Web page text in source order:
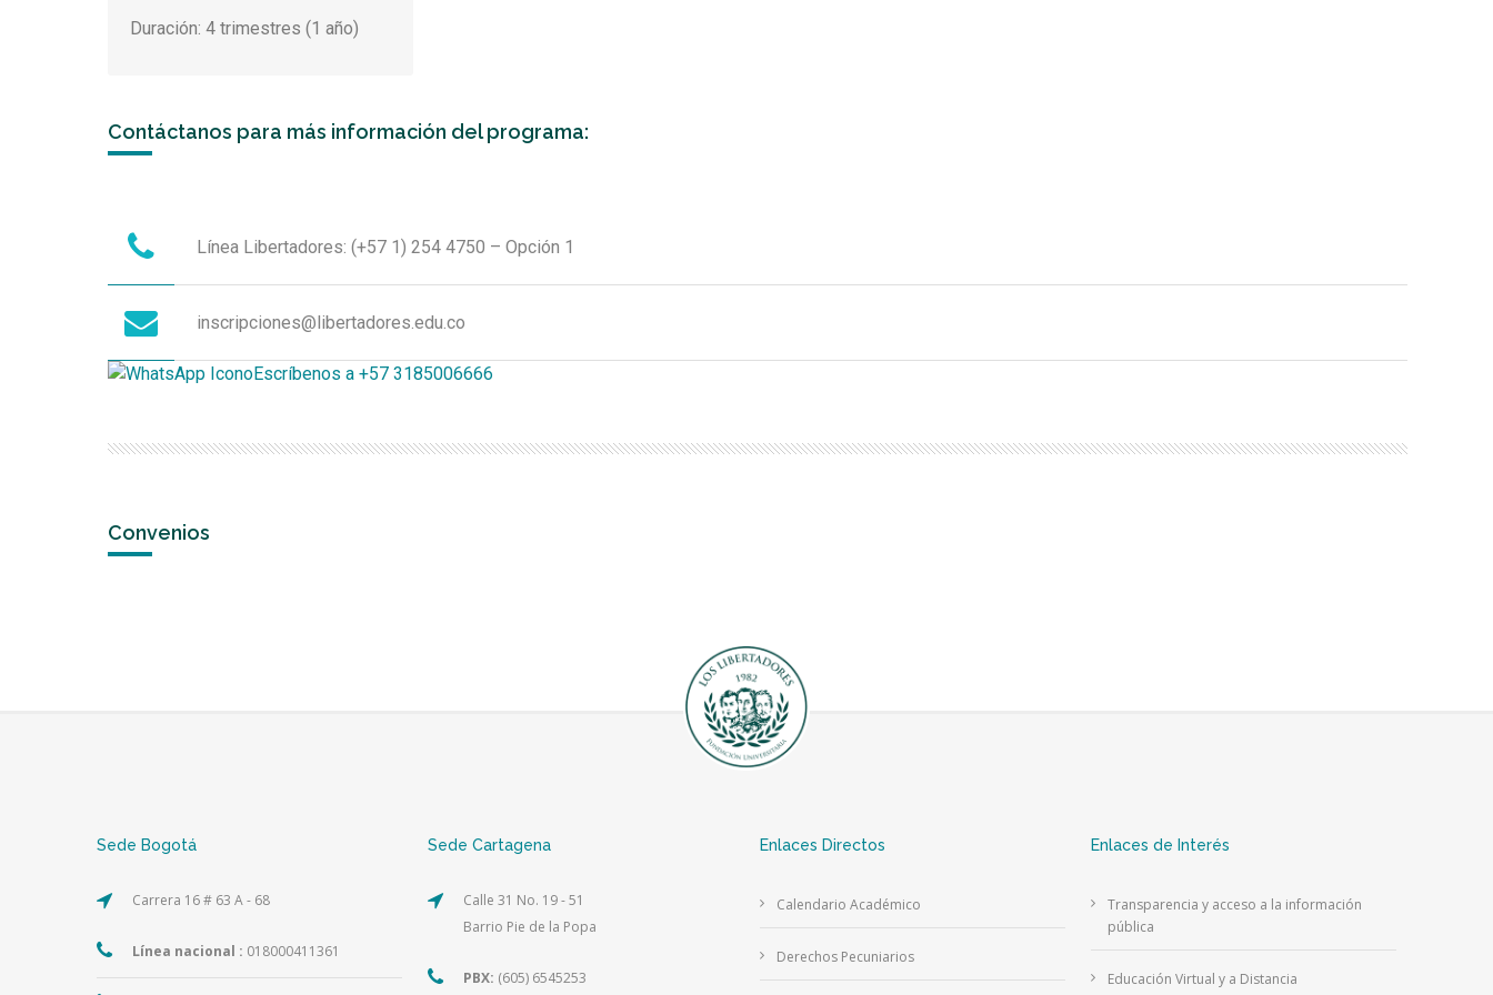
Duración: 4 trimestres (1 año)
Contáctanos para más información del programa:
Línea Libertadores: (+57 1) 254 4750 – Opción 1
inscripciones@libertadores.edu.co
Escríbenos a +57 3185006666
Convenios
Sede Bogotá
Carrera 16 # 63 A - 68
Línea nacional : 018000411361
Sede Cartagena
Calle 31 No. 19 - 51
Barrio Pie de la Popa
PBX: (605) 6545253
Enlaces Directos
Calendario Académico
Derechos Pecuniarios
Enlaces de Interés
Transparencia y acceso a la información
pública
Educación Virtual y a Distancia